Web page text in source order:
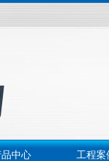
品中心 工程案